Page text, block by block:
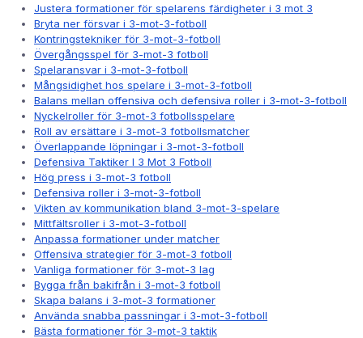
Justera formationer för spelarens färdigheter i 3 mot 3
Bryta ner försvar i 3-mot-3-fotboll
Kontringstekniker för 3-mot-3-fotboll
Övergångsspel för 3-mot-3 fotboll
Spelaransvar i 3-mot-3-fotboll
Mångsidighet hos spelare i 3-mot-3-fotboll
Balans mellan offensiva och defensiva roller i 3-mot-3-fotboll
Nyckelroller för 3-mot-3 fotbollsspelare
Roll av ersättare i 3-mot-3 fotbollsmatcher
Överlappande löpningar i 3-mot-3-fotboll
Defensiva Taktiker I 3 Mot 3 Fotboll
Hög press i 3-mot-3 fotboll
Defensiva roller i 3-mot-3-fotboll
Vikten av kommunikation bland 3-mot-3-spelare
Mittfältsroller i 3-mot-3-fotboll
Anpassa formationer under matcher
Offensiva strategier för 3-mot-3 fotboll
Vanliga formationer för 3-mot-3 lag
Bygga från bakifrån i 3-mot-3 fotboll
Skapa balans i 3-mot-3 formationer
Använda snabba passningar i 3-mot-3-fotboll
Bästa formationer för 3-mot-3 taktik